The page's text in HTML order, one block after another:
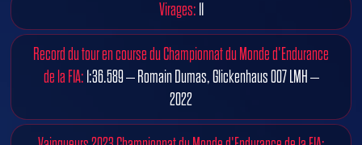
Virages:
Record du tour en course du Championnat du Monde d'Endurance
de la FIA: 1:36.589 – Romain Dumas, Glickenhaus 007 LMH –
2022